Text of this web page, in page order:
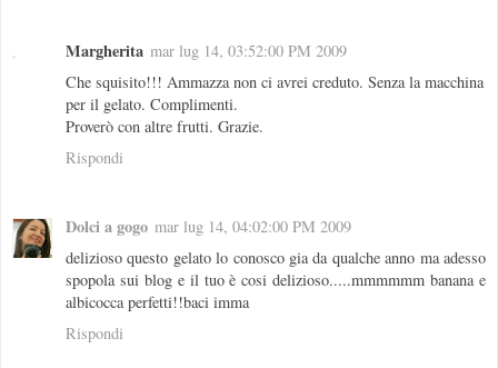
Margherita mar lug 14, 03:52:00 PM 2009
Che squisito!!! Ammazza non ci avrei creduto. Senza la macchina
per il gelato. Complimenti.
Proverò con altre frutti. Grazie.
Rispondi
Dolci a gogo mar lug 14, 04:02:00 PM 2009
delizioso questo gelato lo conosco gia da qualche anno ma adesso
spopola sui blog e il tuo è cosi delizioso.....mmmmmm banana e
albicocca perfetti!!baci imma
Rispondi